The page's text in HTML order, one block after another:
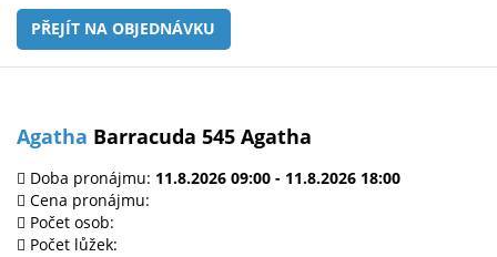
PŘEJÍT NA OBJEDNÁVKU
Agatha Barracuda 545 Agatha
Doba pronájmu: 11.8.2026 09:00 - 11.8.2026 18:00
Cena pronájmu:
Počet osob:
Počet lůžek: